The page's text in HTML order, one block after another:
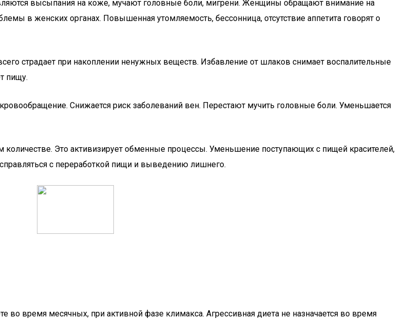
высыпания на коже, мучают головные боли, мигрени. Женщины обращают внимание на
в женских органах. Повышенная утомляемость, бессонница, отсутствие аппетита говорят о
страдает при накоплении ненужных веществ. Избавление от шлаков снимает воспалительные
пищу.
Снижается риск заболеваний вен. Перестают мучить головные боли. Уменьшается
Это активизирует обменные процессы. Уменьшение поступающих с пищей красителей,
с переработкой пищи и выведению лишнего.
время месячных, при активной фазе климакса. Агрессивная диета не назначается во время